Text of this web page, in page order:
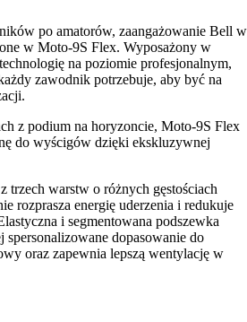
po amatorów, zaangażowanie Bell w
w Moto-9S Flex. Wyposażony w
na poziomie profesjonalnym,
zawodnik potrzebuje, aby być na
z podium na horyzoncie, Moto-9S Flex
do wyścigów dzięki ekskluzywnej
trzech warstw o różnych gęstościach
rozprasza energię uderzenia i redukuje
i segmentowana podszewka
spersonalizowane dopasowanie do
oraz zapewnia lepszą wentylację w